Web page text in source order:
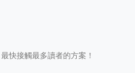
快接觸最多讀者的方案！